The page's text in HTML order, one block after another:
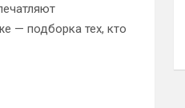
— подборка тех, кто